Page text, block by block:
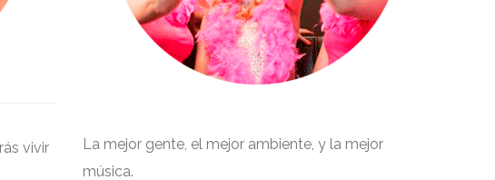
vivir
La mejor gente, el mejor ambiente, y la mejor
música.